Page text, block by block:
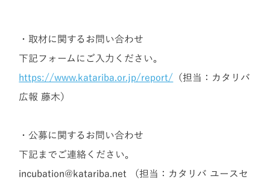
・取材に関するお問い合わせ
下記フォームにご入力ください。
https://www.katariba.or.jp/report/ （担当：カタリバ
広報 藤木）
・公募に関するお問い合わせ
下記までご連絡ください。
incubation@katariba.net （担当：カタリバ ユースセ